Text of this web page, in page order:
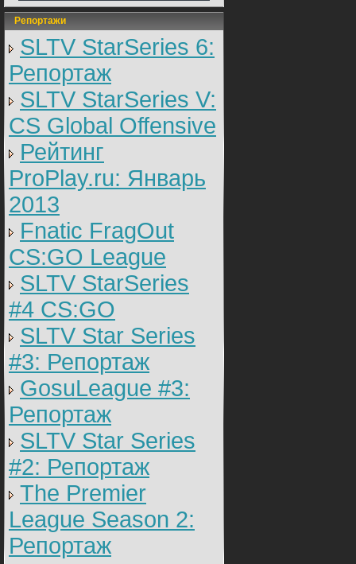
Репортажи
SLTV StarSeries 6:
Репортаж
SLTV StarSeries V:
CS Global Offensive
Рейтинг
ProPlay.ru: Январь
2013
Fnatic FragOut
CS:GO League
SLTV StarSeries
#4 CS:GO
SLTV Star Series
#3: Репортаж
GosuLeague #3:
Репортаж
SLTV Star Series
#2: Репортаж
The Premier
League Season 2:
Репортаж